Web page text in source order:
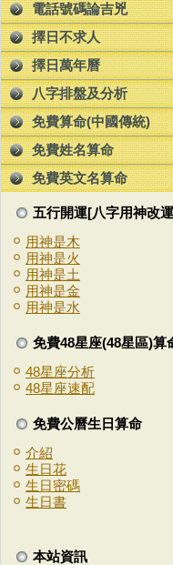
電話號碼論吉兇
擇日不求人
擇日萬年曆
八字排盤及分析
免費算命(中國傳統)
免費姓名算命
免費英文名算命
五行開運[八字用神改
用神是木
用神是火
用神是土
用神是金
用神是水
免費48星座(48星區)算
48星座分析
48星座速配
免費公曆生日算命
介紹
生日花
生日密碼
生日書
本站資訊